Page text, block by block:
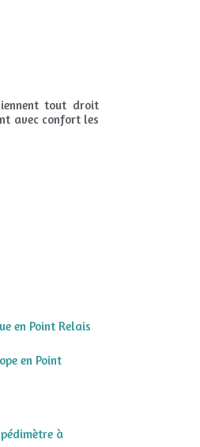
tout droit
avec confort les
en Point Relais
en Point
à